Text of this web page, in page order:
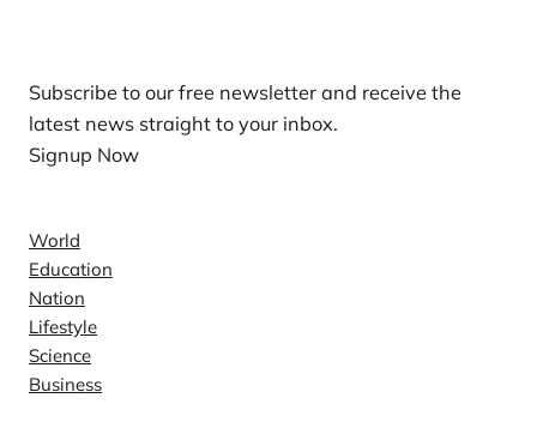
Subscribe to our free newsletter and receive the
latest news straight to your inbox.
Signup Now
World
Education
Nation
Lifestyle
Science
Business